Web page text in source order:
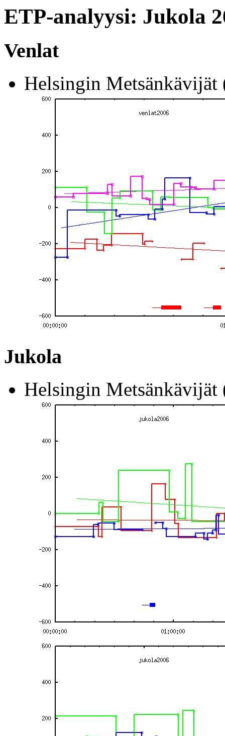
ETP-analyysi: Jukola
Venlat
Helsingin Metsänkävijät
Jukola
Helsingin Metsänkävijät